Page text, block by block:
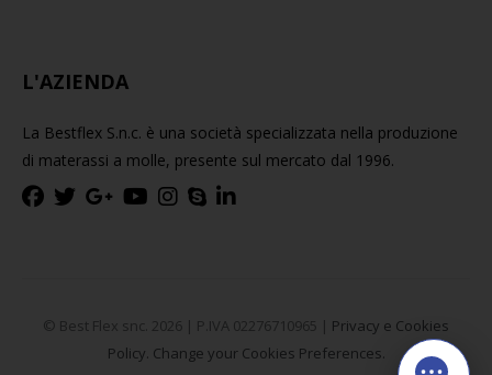
L'AZIENDA
La Bestflex S.n.c. è una società specializzata nella produzione
di materassi a molle, presente sul mercato dal 1996.
© Best Flex snc. 2026 | P.IVA 02276710965 | Privacy e Cookies
Policy. Change your Cookies Preferences.